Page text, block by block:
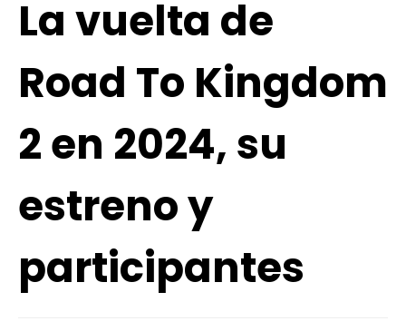
La vuelta de
Road To Kingdom
2 en 2024, su
estreno y
participantes